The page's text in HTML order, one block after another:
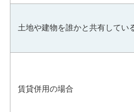
土地や建物を誰かと共有してい
賃貸併用の場合